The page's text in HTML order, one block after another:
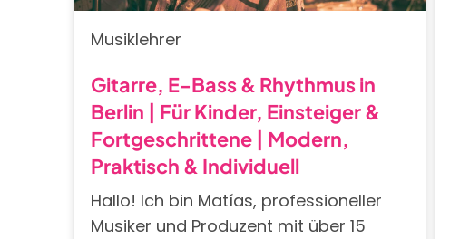
Musiklehrer
Gitarre, E-Bass & Rhythmus in
Berlin | Für Kinder, Einsteiger &
Fortgeschrittene | Modern,
Praktisch & Individuell
Hallo! Ich bin Matías, professioneller
Musiker und Produzent mit über 15